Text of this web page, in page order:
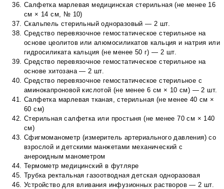
Салфетка марлевая медицинская стерильная (не менее 16
см × 14 см, № 10)
Скальпель стерильный одноразовый — 2 шт.
Средство перевязочное гемостатическое стерильное на
основе цеолитов или алюмосиликатов кальция и натрия или
гидросиликата кальция (не менее 50 г) — 2 шт.
Средство перевязочное гемостатическое стерильное на
основе хитозана — 2 шт.
Средство перевязочное гемостатическое стерильное с
аминокапроновой кислотой (не менее 6 см × 10 см) — 2 шт.
Салфетка марлевая тканая, стерильная (не менее 40 см ×
60 см)
Стерильная салфетка или простыня (не менее 70 см × 140
см)
Сфигмоманометр (измеритель артериального давления) со
взрослой и детскими манжетами механический с
анероидным манометром
Термометр медицинский в футляре
Трубка ректальная газоотводная детская одноразовая
Устройство для вливания инфузионных растворов — 2 шт.